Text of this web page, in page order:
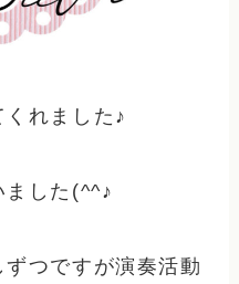
れました♪
ました(^^♪
つですが演奏活動